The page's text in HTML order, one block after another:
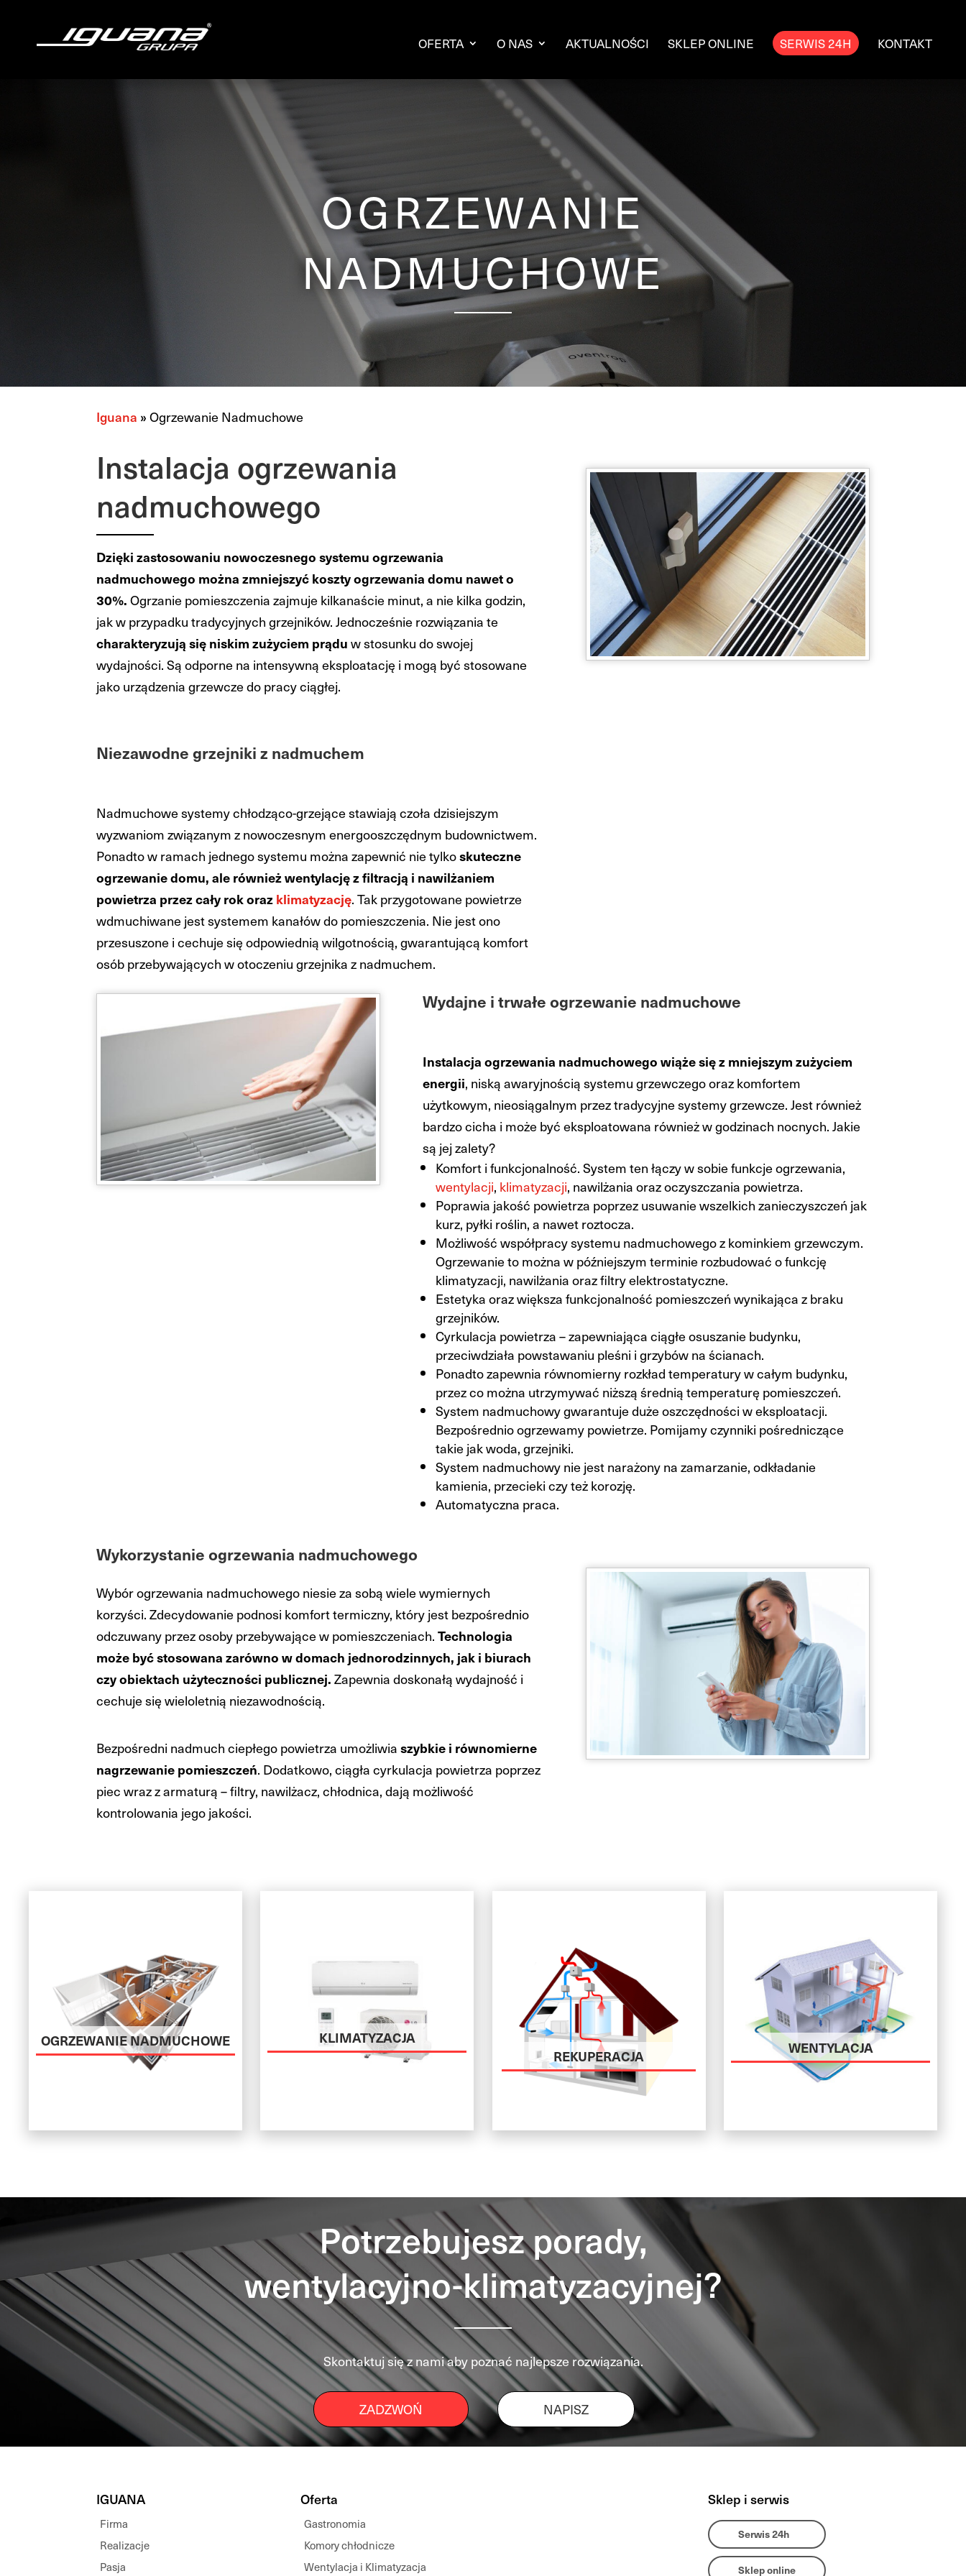
OFERTA O NAS AKTUALNOŚCI SKLEP ONLINE SERWIS 24H KONTAKT
OGRZEWANIE
NADMUCHOWE
Iguana »Ogrzewanie Nadmuchowe
Instalacja ogrzewania
nadmuchowego
Dzięki zastosowaniu nowoczesnego systemu ogrzewania
nadmuchowego można zmniejszyć koszty ogrzewania domu nawet o
30%.Ogrzanie pomieszczenia zajmuje kilkanaście minut, a nie kilka godzin,
jak w przypadku tradycyjnych grzejników. Jednocześnie rozwiązania te
charakteryzują się niskim zużyciem prąduw stosunku do swojej
wydajności. Są odporne na intensywną eksploatację i mogą być stosowane
jako urządzenia grzewcze do pracy ciągłej.
Niezawodne grzejniki z nadmuchem
Nadmuchowe systemy chłodząco-grzejące stawiają czoła dzisiejszym
wyzwaniom związanym z nowoczesnym energooszczędnym budownictwem.
Ponadto w ramach jednego systemu można zapewnić nie tylkoskuteczne
ogrzewanie domu, ale również wentylację z filtracją i nawilżaniem
powietrza przez cały rok orazklimatyzację. Tak przygotowane powietrze
wdmuchiwane jest systemem kanałów do pomieszczenia. Nie jest ono
przesuszone i cechuje się odpowiednią wilgotnością, gwarantującą komfort
osób przebywających w otoczeniu grzejnika z nadmuchem.
Wydajne i trwałe ogrzewanie nadmuchowe
Instalacja ogrzewania nadmuchowego wiąże się z mniejszym zużyciem
energii, niską awaryjnością systemu grzewczego oraz komfortem
użytkowym, nieosiągalnym przez tradycyjne systemy grzewcze. Jest również
bardzo cicha i może być eksploatowana również w godzinach nocnych. Jakie
są jej zalety?
Komfort i funkcjonalność. System ten łączy w sobie funkcje ogrzewania,
wentylacji, klimatyzacji, nawilżania oraz oczyszczania powietrza.
Poprawia jakość powietrza poprzez usuwanie wszelkich zanieczyszczeń jak
kurz, pyłki roślin, a nawet roztocza.
Możliwość współpracy systemu nadmuchowego z kominkiem grzewczym.
Ogrzewanie to można w późniejszym terminie rozbudować o funkcję
klimatyzacji, nawilżania oraz filtry elektrostatyczne.
Estetyka oraz większa funkcjonalność pomieszczeń wynikająca z braku
grzejników.
Cyrkulacja powietrza – zapewniająca ciągłe osuszanie budynku,
przeciwdziała powstawaniu pleśni i grzybów na ścianach.
Ponadto zapewnia równomierny rozkład temperatury w całym budynku,
przez co można utrzymywać niższą średnią temperaturę pomieszczeń.
System nadmuchowy gwarantuje duże oszczędności w eksploatacji.
Bezpośrednio ogrzewamy powietrze. Pomijamy czynniki pośredniczące
takie jak woda, grzejniki.
System nadmuchowy nie jest narażony na zamarzanie, odkładanie
kamienia, przecieki czy też korozję.
Automatyczna praca.
Wykorzystanie ogrzewania nadmuchowego
Wybór ogrzewania nadmuchowego niesie za sobą wiele wymiernych
korzyści. Zdecydowanie podnosi komfort termiczny, który jest bezpośrednio
odczuwany przez osoby przebywające w pomieszczeniach.Technologia
może być stosowana zarówno w domach jednorodzinnych, jak i biurach
czy obiektach użyteczności publicznej.Zapewnia doskonałą wydajność i
cechuje się wieloletnią niezawodnością.
Bezpośredni nadmuch ciepłego powietrza umożliwiaszybkie i równomierne
nagrzewanie pomieszczeń. Dodatkowo, ciągła cyrkulacja powietrza poprzez
piec wraz z armaturą – filtry, nawilżacz, chłodnica, dają możliwość
kontrolowania jego jakości.
OGRZEWANIE NADMUCHOWE
KLIMATYZACJA
REKUPERACJA
WENTYLACJA
Potrzebujesz porady,
wentylacyjno-klimatyzacyjnej?
Skontaktuj się z nami aby poznać najlepsze rozwiązania.
ZADZWOŃ NAPISZ
IGUANA
Firma
Realizacje
Pasja
Oferta
Gastronomia
Komory chłodnicze
Wentylacja i Klimatyzacja
Sklep i serwis
Serwis 24h
Sklep online